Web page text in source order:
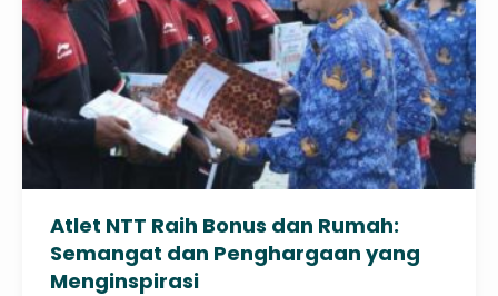
Atlet NTT Raih Bonus dan Rumah:
Semangat dan Penghargaan yang
Menginspirasi